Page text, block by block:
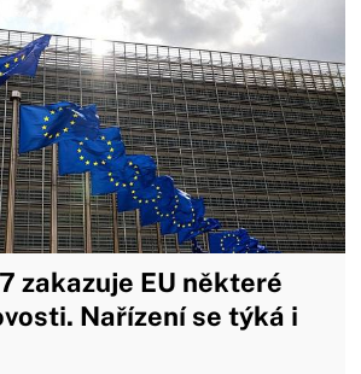
zakazuje EU některé
Nařízení se týká i